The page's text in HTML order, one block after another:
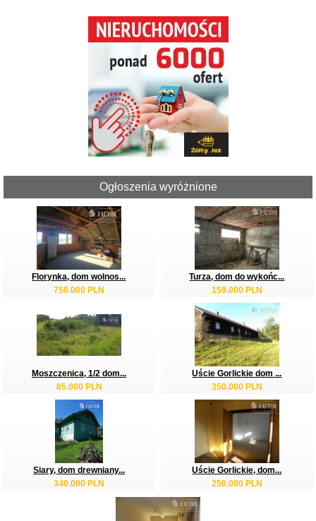
Filtruj
Ogłoszenia wyróżnione
Florynka, dom wolnos...
750.000 PLN
Turza, dom do wykońc...
159.000 PLN
Moszczenica, 1/2 dom...
85.000 PLN
Uście Gorlickie dom ...
350.000 PLN
Siary, dom drewniany...
340.000 PLN
Uście Gorlickie, dom...
250.000 PLN